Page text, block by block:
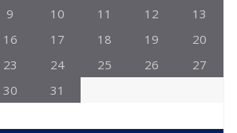
9 10 11 12
13
16 17 18 19
20
23 24 25 26
27
30 31